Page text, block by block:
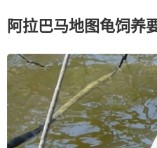
阿拉巴马地图龟饲养